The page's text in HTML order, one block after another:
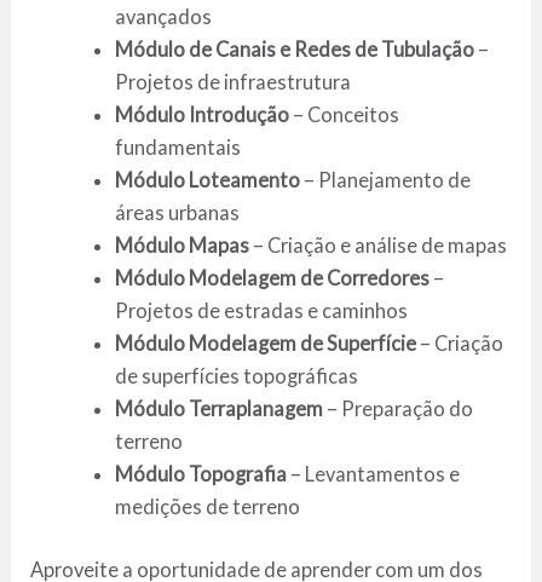
avançados
Módulo de Canais e Redes de Tubulação–
Projetos de infraestrutura
Módulo Introdução– Conceitos
fundamentais
Módulo Loteamento– Planejamento de
áreas urbanas
Módulo Mapas– Criação e análise de mapas
Módulo Modelagem de Corredores–
Projetos de estradas e caminhos
Módulo Modelagem de Superfície– Criação
de superfícies topográficas
Módulo Terraplanagem– Preparação do
terreno
Módulo Topografia– Levantamentos e
medições de terreno
Aproveite a oportunidade de aprender com um dos